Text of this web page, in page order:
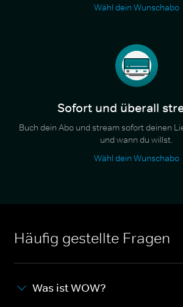
Wähl dein Wunschabo
Sofort und überall
Buch dein Abo und stream sofort deinen
und wann du willst.
Wähl dein Wunschabo
Häufig gestellte Fragen
Was ist WOW?